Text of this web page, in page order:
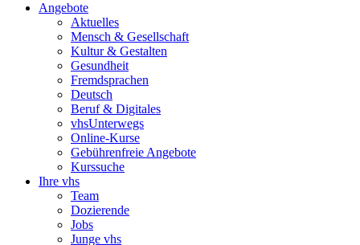
Angebote
Aktuelles
Mensch & Gesellschaft
Kultur & Gestalten
Gesundheit
Fremdsprachen
Deutsch
Beruf & Digitales
vhsUnterwegs
Online-Kurse
Gebührenfreie Angebote
Kurssuche
Ihre vhs
Team
Dozierende
Jobs
Junge vhs